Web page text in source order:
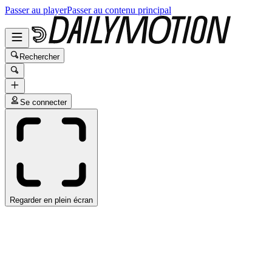
Passer au playerPasser au contenu principal
Rechercher
Se connecter
Regarder en plein écran